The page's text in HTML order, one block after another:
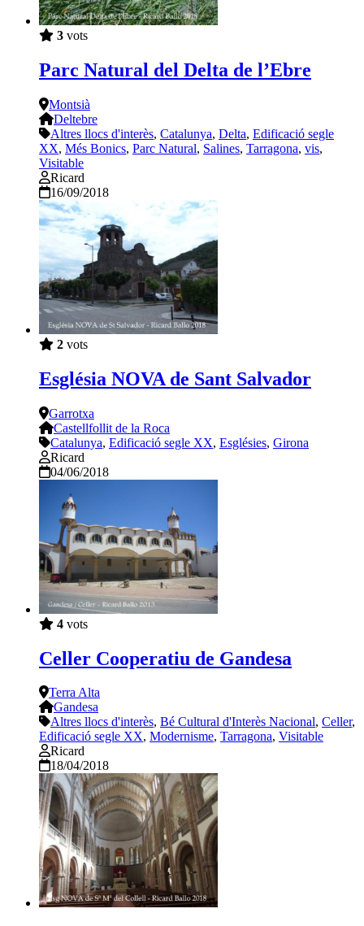
3 vots
Parc Natural del Delta de l’Ebre
Montsià
Deltebre
Altres llocs d'interès, Catalunya, Delta, Edificació segle
XX, Més Bonics, Parc Natural, Salines, Tarragona, vis,
Visitable
Ricard
16/09/2018
2 vots
Església NOVA de Sant Salvador
Garrotxa
Castellfollit de la Roca
Catalunya, Edificació segle XX, Esglésies, Girona
Ricard
04/06/2018
4 vots
Celler Cooperatiu de Gandesa
Terra Alta
Gandesa
Altres llocs d'interès, Bé Cultural d'Interès Nacional, Celler,
Edificació segle XX, Modernisme, Tarragona, Visitable
Ricard
18/04/2018